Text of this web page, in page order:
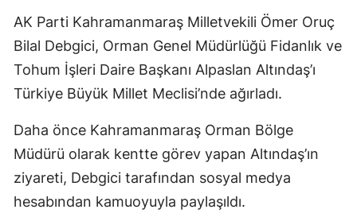
AK Parti Kahramanmaraş Milletvekili Ömer Oruç
Bilal Debgici, Orman Genel Müdürlüğü Fidanlık ve
Tohum İşleri Daire Başkanı Alpaslan Altındaş’ı
Türkiye Büyük Millet Meclisi’nde ağırladı.
Daha önce Kahramanmaraş Orman Bölge
Müdürü olarak kentte görev yapan Altındaş’ın
ziyareti, Debgici tarafından sosyal medya
hesabından kamuoyuyla paylaşıldı.